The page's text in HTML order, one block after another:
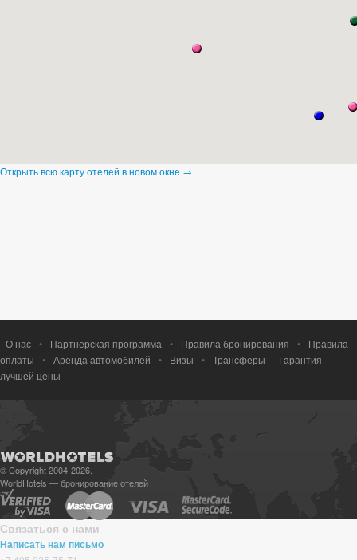
Открыть всю карту отелей в новом окне →
О нас • Партнерская программа • Правила бронирования •
Правила
оплаты
• Аренда автомобилей • Визы • Трансферы
Гарантия
лучшей цены
© Copyright 2004-2026.
WorldHotels — бронирование отелей
Связаться с нами
Написать нам письмо